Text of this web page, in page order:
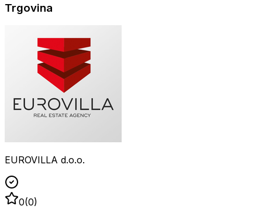
Trgovina
EUROVILLA d.o.o.
0(0)